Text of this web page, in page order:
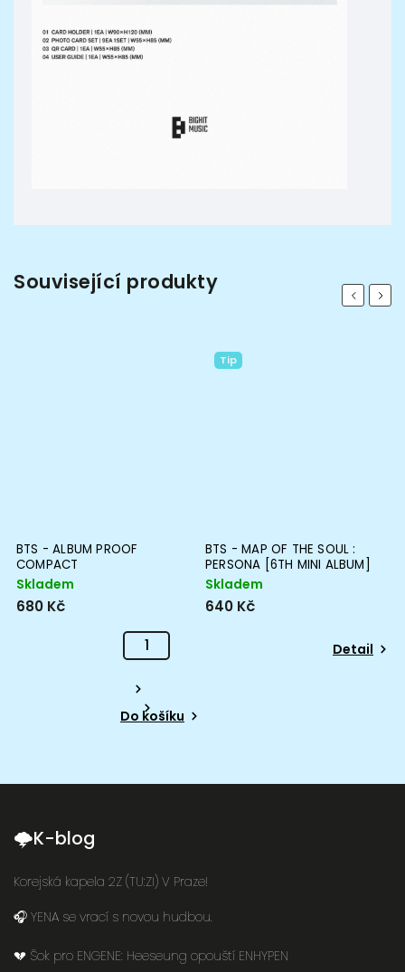
Související produkty Previous
BTS - ALBUM PROOF
COMPACT
Skladem
680 Kč
Do košíku
Tip
BTS - MAP OF THE SOUL :
PERSONA [6TH MINI ALBUM]
Skladem
640 Kč
Detail
Next
🌩K-blog
Korejská kapela 2Z (TU:ZI) V Praze!
🎧 YENA se vrací s novou hudbou.
💔 Šok pro ENGENE: Heeseung opouští ENHYPEN